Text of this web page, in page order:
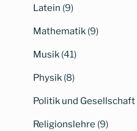
Latein (9)
Mathematik (9)
Musik (41)
Physik (8)
Politik und Gesellschaft
Religionslehre (9)